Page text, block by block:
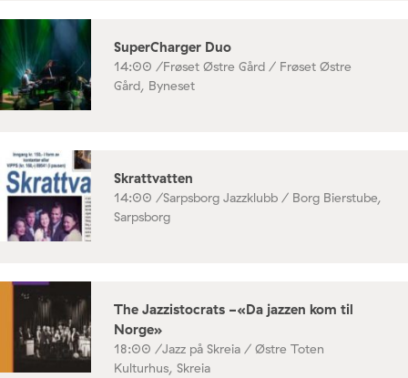
SuperCharger Duo
14:00 /Frøset Østre Gård / Frøset Østre
Gård, Byneset
Skrattvatten
14:00 /Sarpsborg Jazzklubb / Borg Bierstube,
Sarpsborg
The Jazzistocrats -«Da jazzen kom til
Norge»
18:00 /Jazz på Skreia / Østre Toten
Kulturhus, Skreia